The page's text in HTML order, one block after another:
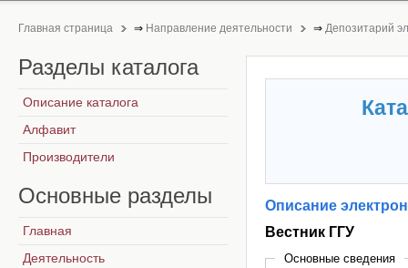
Главная страница ⇒ Направление деятельности ⇒ Депозитарий
Описание
Вестник ГГУ
Основные сведения
Разделы каталога
Описание каталога
Алфавит
Производители
Основные разделы
Главная
Деятельность